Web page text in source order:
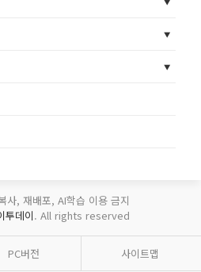
사, 재배포, AI학습 이용 금지
투데이. All rights reserved
PC버전 사이트맵